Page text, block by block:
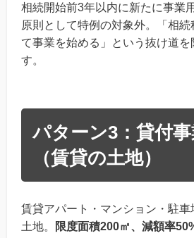
相続開始前3年以内に新たに事業
原則として特例の対象外。「相
て事業を始める」という抜け道
す。
パターン3：貸付
（賃貸の土地）
賃貸アパート・マンション・駐車
土地。
限度面積200㎡、減額率